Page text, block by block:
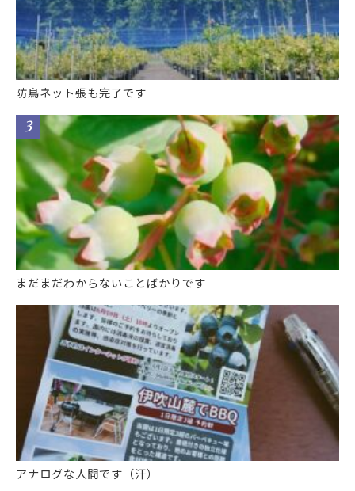
防鳥ネット張も完了です
まだまだわからないことばかりです
アナログな人間です（汗）